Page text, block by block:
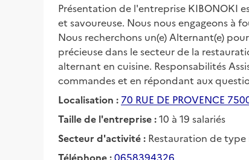
Présentation de l'entreprise KIBONOKI
et savoureuse. Nous nous engageons
Nous recherchons un(e) Alternant(e)
précieuse dans le secteur de la
alternant en cuisine. Responsabilités
commandes et en répondant aux
Localisation : 70 RUE DE PROVENCE
Taille de l'entreprise :10 à 19 salariés
Secteur d'activité : Restauration de
Téléphone :0658394326